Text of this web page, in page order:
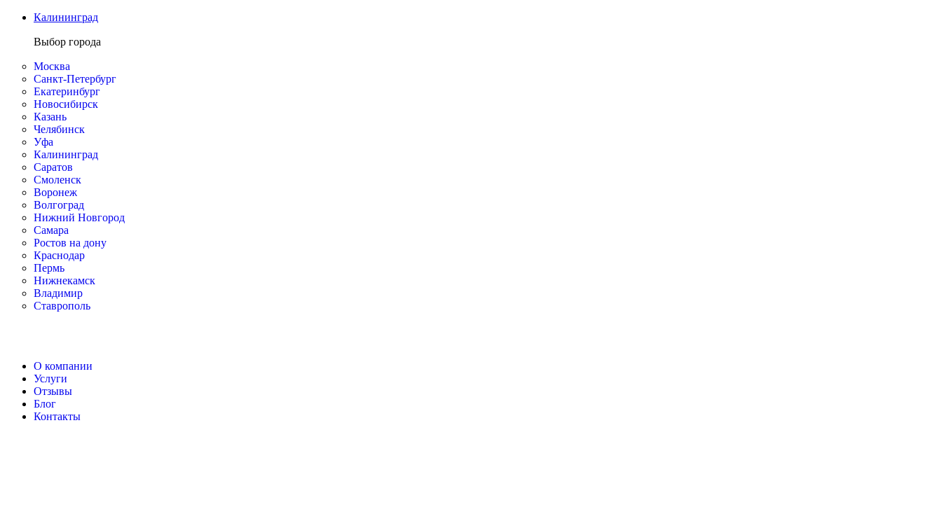
Калининград
Выбор города
Москва
Санкт-Петербург
Екатеринбург
Новосибирск
Казань
Челябинск
Уфа
Калининград
Саратов
Смоленск
Воронеж
Волгоград
Нижний Новгород
Самара
Ростов на дону
Краснодар
Пермь
Нижнекамск
Владимир
Ставрополь
О компании
Услуги
Отзывы
Блог
Контакты